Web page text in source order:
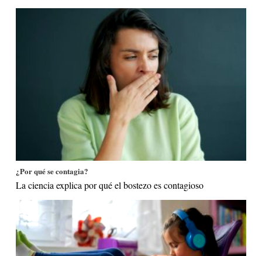
¿Por qué se contagia?
La ciencia explica por qué el bostezo es contagioso